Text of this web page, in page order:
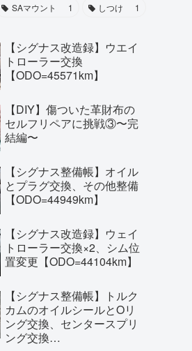
SAマウント 1 しつけ 1
【シグナス改造録】ウエイ
トローラー交換
【ODO=45571km】
【DIY】傷ついた革財布の
セルフリペアに挑戦③〜完
結編〜
【シグナス整備帳】オイル
とプラグ交換、その他整備
【ODO=44949km】
【シグナス改造録】ウェイ
トローラー交換×2、シム位
置変更【ODO=44104km】
【シグナス整備帳】トルク
カムのオイルシールとOリ
ング交換、センタースプリ
ング交換